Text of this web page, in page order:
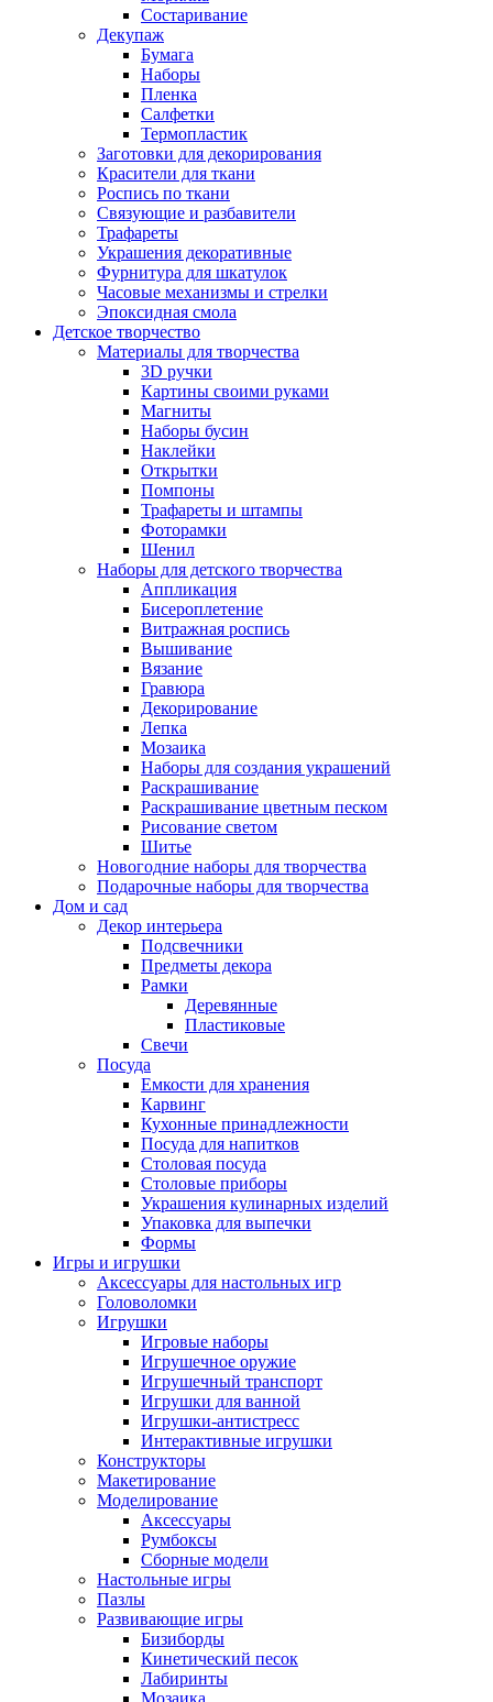
Состаривание
Декупаж
Бумага
Наборы
Пленка
Салфетки
Термопластик
Заготовки для декорирования
Красители для ткани
Роспись по ткани
Связующие и разбавители
Трафареты
Украшения декоративные
Фурнитура для шкатулок
Часовые механизмы и стрелки
Эпоксидная смола
Детское творчество
Материалы для творчества
3D ручки
Картины своими руками
Магниты
Наборы бусин
Наклейки
Открытки
Помпоны
Трафареты и штампы
Фоторамки
Шенил
Наборы для детского творчества
Аппликация
Бисероплетение
Витражная роспись
Вышивание
Вязание
Гравюра
Декорирование
Лепка
Мозаика
Наборы для создания украшений
Раскрашивание
Раскрашивание цветным песком
Рисование светом
Шитье
Новогодние наборы для творчества
Подарочные наборы для творчества
Дом и сад
Декор интерьера
Подсвечники
Предметы декора
Рамки
Деревянные
Пластиковые
Свечи
Посуда
Емкости для хранения
Карвинг
Кухонные принадлежности
Посуда для напитков
Столовая посуда
Столовые приборы
Украшения кулинарных изделий
Упаковка для выпечки
Формы
Игры и игрушки
Аксессуары для настольных игр
Головоломки
Игрушки
Игровые наборы
Игрушечное оружие
Игрушечный транспорт
Игрушки для ванной
Игрушки-антистресс
Интерактивные игрушки
Конструкторы
Макетирование
Моделирование
Аксессуары
Румбоксы
Сборные модели
Настольные игры
Пазлы
Развивающие игры
Бизиборды
Кинетический песок
Лабиринты
Мозаика